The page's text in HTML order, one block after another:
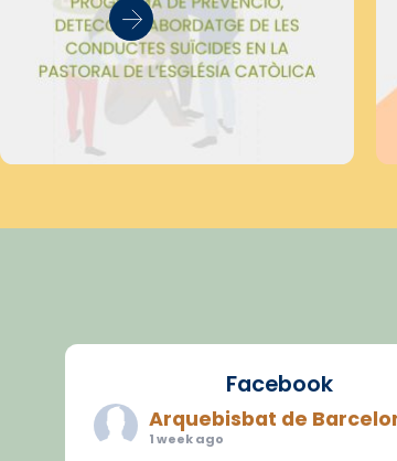
Facebook
Arquebisbat de
1 week ago